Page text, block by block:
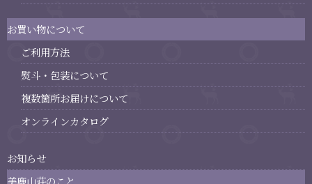
お買い物について
ご利用方法
熨斗・包装について
複数箇所お届けについて
オンラインカタログ
お知らせ
美鹿山荘のこと